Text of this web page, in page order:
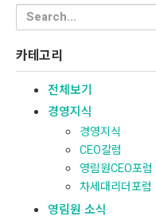
Search
for:
카테고리
전체보기
경영지식
경영지식
CEO칼럼
영림원CEO포럼
차세대리더포럼
영림원 소식